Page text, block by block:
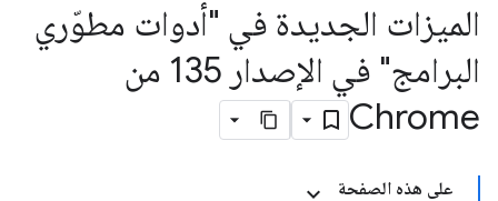
الميزات الجديدة في "أدوات مطوّري
البرامج" في الإصدار 135 من
Chrome
على هذه الصفحة